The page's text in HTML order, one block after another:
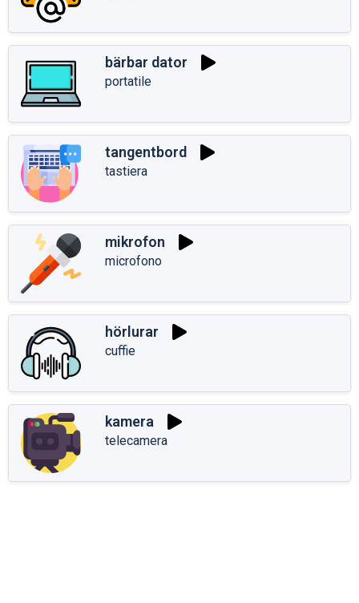
bärbar dator
portatile
tangentbord
tastiera
mikrofon
microfono
hörlurar
cuffie
kamera
telecamera